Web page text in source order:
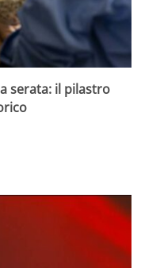
serata: il pilastro